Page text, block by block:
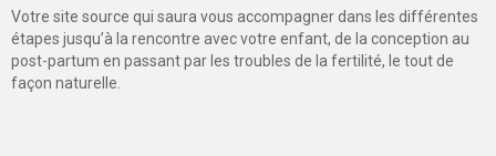
Votre site source qui saura vous accompagner dans les différentes
étapes jusqu’à la rencontre avec votre enfant, de la conception au
post-partum en passant par les troubles de la fertilité, le tout de
façon naturelle.